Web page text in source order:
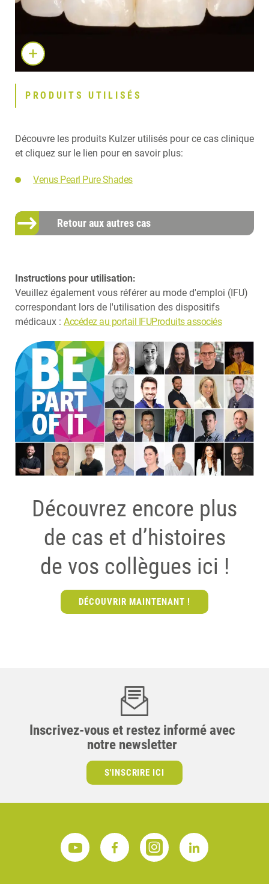
PRODUITS UTILISÉS
Découvre les produits Kulzer utilisés pour ce cas clinique
et cliquez sur le lien pour en savoir plus:
Venus Pearl Pure Shades
Retour aux autres cas
Instructions pour utilisation:
Veuillez également vous référer au mode d'emploi (IFU)
correspondant lors de l'utilisation des dispositifs
médicaux : Accédez au portail IFUProduits associés
Découvrez encore plus
de cas et d’histoires
de vos collègues ici !
DÉCOUVRIR MAINTENANT !
Inscrivez-vous et restez informé avec
notre newsletter
S'INSCRIRE ICI